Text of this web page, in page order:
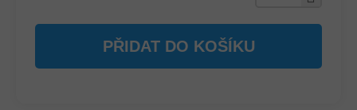
PŘIDAT DO KOŠÍKU